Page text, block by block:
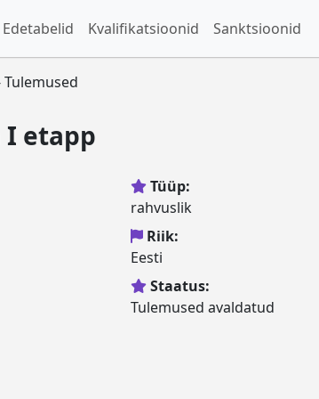
Edetabelid Kvalifikatsioonid Sanktsioonid
Tulemused
I etapp
Tüüp:
rahvuslik
Riik:
Eesti
Staatus:
Tulemused avaldatud